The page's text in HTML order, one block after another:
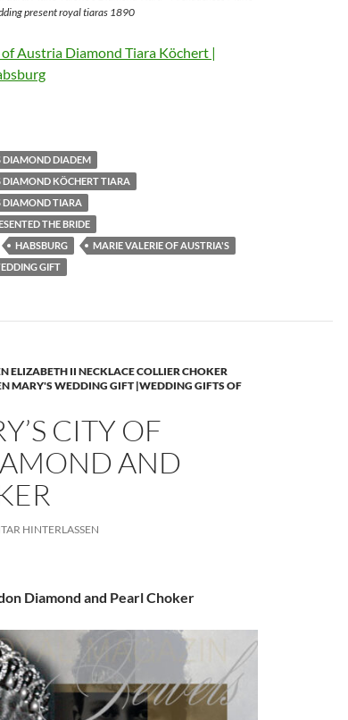
present royal tiaras 1890
Austria Diamond Tiara Köchert |
DIAMOND DIADEM
DIAMOND KÖCHERT TIARA
DIAMOND TIARA
THE BRIDE
HABSBURG
MARIE VALERIE OF AUSTRIA'S
GIFT
ELIZABETH II NECKLACE COLLIER CHOKER
MARY'S WEDDING GIFT |WEDDING GIFTS OF
CITY OF
AND
HINTERLASSEN
Diamond and Pearl Choker